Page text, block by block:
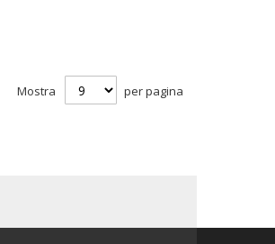
Mostra per pagina